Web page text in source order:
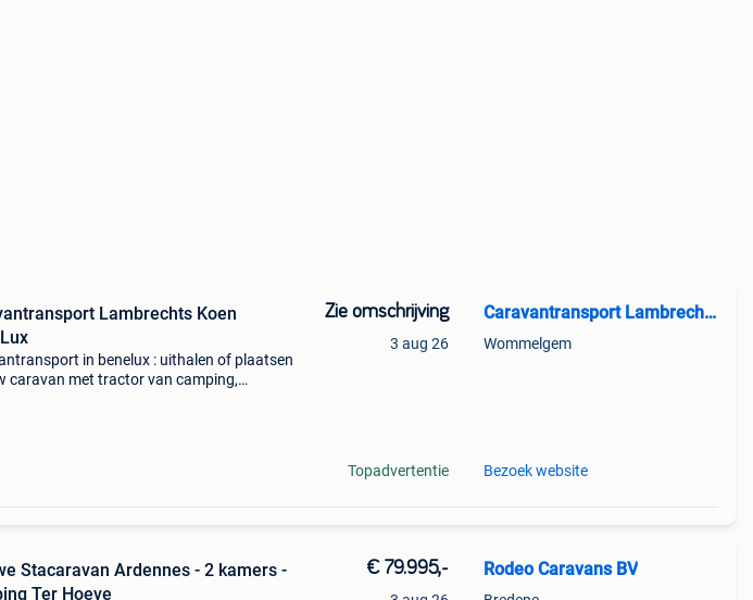
Lambrechts Koen
in benelux : uithalen of plaatsen
caravan met tractor van camping,
Zie omschrijving
3 aug 26
Topadvertentie
Caravantransport Lambrechts Koen BV
Wommelgem
Bezoek website
Stacaravan Ardennes - 2 kamers -
Ter Hoeve
€ 79.995,- Rodeo Caravans BV